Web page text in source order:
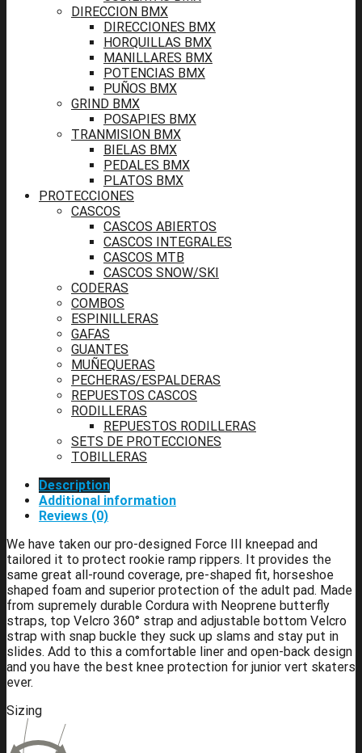
DIRECCION BMX
DIRECCIONES BMX
HORQUILLAS BMX
MANILLARES BMX
POTENCIAS BMX
PUÑOS BMX
GRIND BMX
POSAPIES BMX
TRANMISION BMX
BIELAS BMX
PEDALES BMX
PLATOS BMX
PROTECCIONES
CASCOS
CASCOS ABIERTOS
CASCOS INTEGRALES
CASCOS MTB
CASCOS SNOW/SKI
CODERAS
COMBOS
ESPINILLERAS
GAFAS
GUANTES
MUÑEQUERAS
PECHERAS/ESPALDERAS
REPUESTOS CASCOS
RODILLERAS
REPUESTOS RODILLERAS
SETS DE PROTECCIONES
TOBILLERAS
Description
Additional information
Reviews (0)
We have taken our pro-designed Force III kneepad and
tailored it to protect rookie ramp rippers. It provides the
same great all-round coverage, pre-shaped fit, horseshoe
shaped foam and superior protection of the adult pad. Made
from supremely durable Cordura with Neoprene butterfly
straps, top Velcro 360° strap and adjustable bottom Velcro
strap with snap buckle they suck up slams and stay put in
slides. Add to this a comfortable liner and open-back design
and you have the best knee protection for junior vert skaters
ever.
Sizing